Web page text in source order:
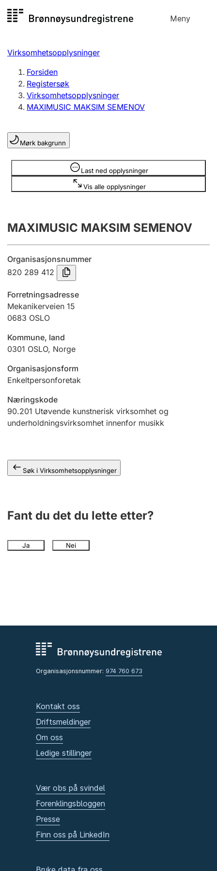
til
Meny
Registersøk
Aksjeselskap
Enkeltpersonforetak
Registrere, endre, slette
Lag og forening
Registrere, endre, slette
Årsregnskap
Innsending og forsinkelsesgebyr
Tinglysing
Jeger
Ektepaktveileder
Offentlig sektor
Virksomhetsopplysninger
Forsiden
Registersøk
Virksomhetsopplysninger
MAXIMUSIC MAKSIM SEMENOV
Mørk bakgrunn
Last ned opplysninger
Vis alle opplysninger
Opplysninger er skjult
MAXIMUSIC MAKSIM SEMENOV
Organisasjonsnummer
820 289 412
Forretningsadresse
Mekanikerveien 15
0683 OSLO
Kommune, land
0301 OSLO, Norge
Organisasjonsform
Enkeltpersonforetak
Næringskode
90.201 Utøvende kunstnerisk virksomhet og
underholdningsvirksomhet innenfor musikk
Søk i Virksomhetsopplysninger
Fant du det du lette etter?
Ja Nei
Organisasjonsnummer: 974 760 673
Kontakt oss
Driftsmeldinger
Om oss
Ledige stillinger
Vær obs på svindel
Forenklingsbloggen
Presse
Finn oss på LinkedIn